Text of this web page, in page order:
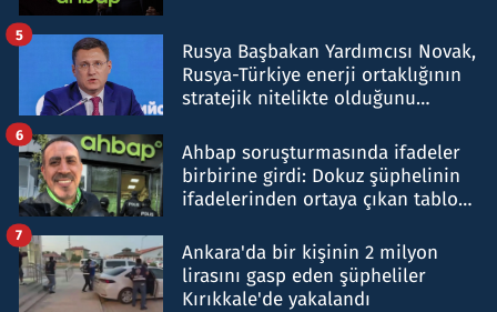
Rusya Başbakan Yardımcısı Novak,
Rusya-Türkiye enerji ortaklığının
stratejik nitelikte olduğunu
5
Ahbap soruşturmasında ifadeler
birbirine girdi: Dokuz şüphelinin
ifadelerinden ortaya çıkan tablo
6
Ankara'da bir kişinin 2 milyon
lirasını gasp eden şüpheliler
Kırıkkale'de yakalandı
7